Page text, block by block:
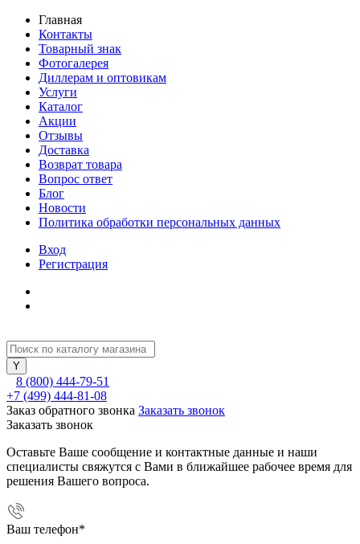
Главная
Контакты
Товарный знак
Фотогалерея
Диллерам и оптовикам
Услуги
Каталог
Акции
Отзывы
Доставка
Возврат товара
Вопрос ответ
Блог
Новости
Политика обработки персональных данных
Вход
Регистрация
8 (800) 444-79-51
+7 (499) 444-81-08
Заказ обратного звонка Заказать звонок
Заказать звонок
Оставьте Ваше сообщение и контактные данные и наши
специалисты свяжутся с Вами в ближайшее рабочее время для
решения Вашего вопроса.
Ваш телефон*